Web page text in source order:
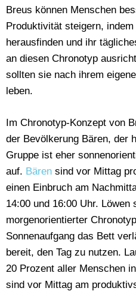
Breus können Menschen
Produktivität steigern,
herausfinden und ihr
an diesen Chronotyp
sollten sie nach ihrem
leben.
Im Chronotyp-Konzept von
der Bevölkerung Bären, der
Gruppe ist eher
auf. Bären sind vor Mittag
einen Einbruch am
14:00 und 16:00 Uhr. Löwen
morgenorientierter
Sonnenaufgang das Bett
bereit, den Tag zu nutzen.
20 Prozent aller Menschen
sind vor Mittag am